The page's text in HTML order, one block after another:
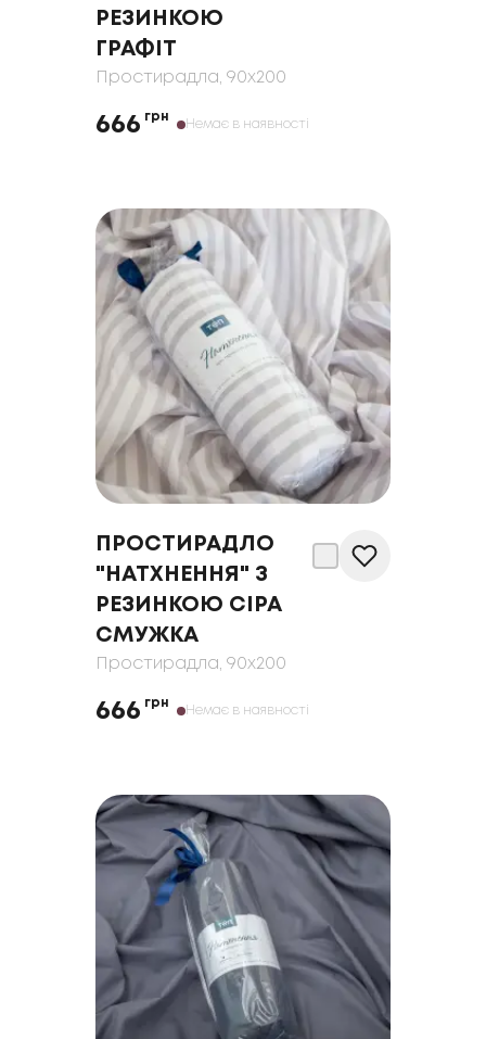
РЕЗИНКОЮ
ГРАФІТ
Простирадла, 90x200
666 грн
Немає в наявності
ПРОСТИРАДЛО
"НАТХНЕННЯ" З
РЕЗИНКОЮ СІРА
СМУЖКА
Простирадла, 90x200
666 грн
Немає в наявності